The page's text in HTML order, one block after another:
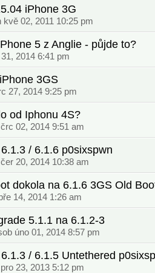
iPhone 3G
kvě 02, 2011 10:25 pm
5 z Anglie - půjde to?
2014 6:41 pm
3GS
27, 2014 9:25 pm
od Iphonu 4S?
02, 2014 9:51 am
/ 6.1.6 p0sixspwn
20, 2014 10:38 am
dokola na 6.1.6 3GS Old
14, 2014 1:26 am
5.1.1 na 6.1.2-3
úno 01, 2014 8:57 pm
/ 6.1.5 Untethered
23, 2013 5:12 pm